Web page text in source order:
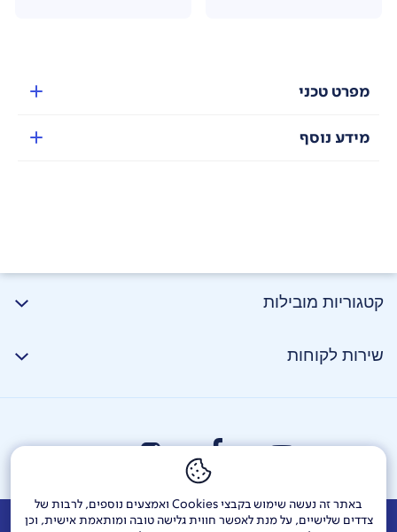
באתר זה נעשה שימוש בקבצי Cookies ואמצעים נוספים, לרבות של
צדדים שלישיים, על מנת לאפשר חווית גלישה טובה ומותאמת אישית, וכן
מפרט טכני
מידע נוסף
קטגוריות מובילות
שירות לקוחות